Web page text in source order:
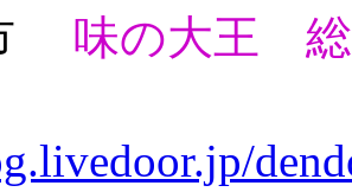
味の大王